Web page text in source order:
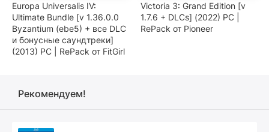
Europa Universalis IV:
Ultimate Bundle [v 1.36.0.0
Byzantium (ebe5) + все DLC
и бонусные саундтреки]
(2013) PC | RePack от FitGirl
Victoria 3: Grand Edition [v
1.7.6 + DLCs] (2022) PC |
RePack от Pioneer
Рекомендуем!